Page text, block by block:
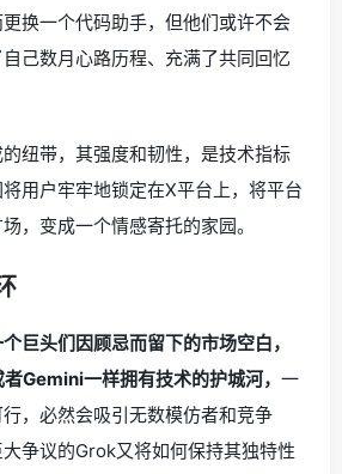
换一个代码助手，但他们或许不会
己数月心路历程、充满了共同回忆
纽带，其强度和韧性，是技术指标
用户牢牢地锁定在X平台上，将平台
，变成一个情感寄托的家园。
巨头们因顾忌而留下的市场空白，
Gemini一样拥有技术的护城河， 一
，必然会吸引无数模仿者和竞争
争议的Grok又将如何保持其独特性